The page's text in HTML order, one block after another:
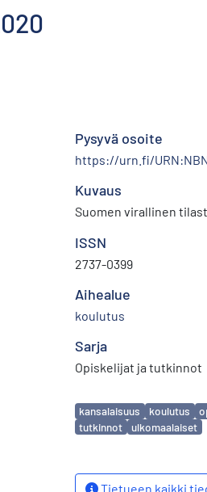
Pysyvä osoite
https://urn.fi/
Kuvaus
Suomen virallinen
ISSN
2737-0399
Aihealue
koulutus
Sarja
Opiskelijat ja tutkinnot
Avainsanat
kansalaisuus koulutus
tutkinnot
ulkomaalaiset
Tietueen kaikki